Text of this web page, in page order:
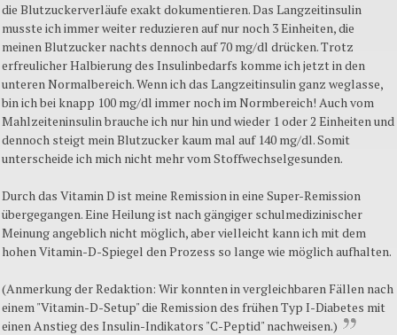
die Blutzuckerverläufe exakt dokumentieren. Das Langzeitinsulin
musste ich immer weiter reduzieren auf nur noch 3 Einheiten, die
meinen Blutzucker nachts dennoch auf 70 mg/dl drücken. Trotz
erfreulicher Halbierung des Insulinbedarfs komme ich jetzt in den
unteren Normalbereich. Wenn ich das Langzeitinsulin ganz weglasse,
bin ich bei knapp 100 mg/dl immer noch im Normbereich! Auch vom
Mahlzeiteninsulin brauche ich nur hin und wieder 1 oder 2 Einheiten und
dennoch steigt mein Blutzucker kaum mal auf 140 mg/dl. Somit
unterscheide ich mich nicht mehr vom Stoffwechselgesunden.
Durch das Vitamin D ist meine Remission in eine Super-Remission
übergegangen. Eine Heilung ist nach gängiger schulmedizinischer
Meinung angeblich nicht möglich, aber vielleicht kann ich mit dem
hohen Vitamin-D-Spiegel den Prozess so lange wie möglich aufhalten.
(Anmerkung der Redaktion: Wir konnten in vergleichbaren Fällen nach
einem "Vitamin-D-Setup" die Remission des frühen Typ I-Diabetes mit
einen Anstieg des Insulin-Indikators "C-Peptid" nachweisen.)